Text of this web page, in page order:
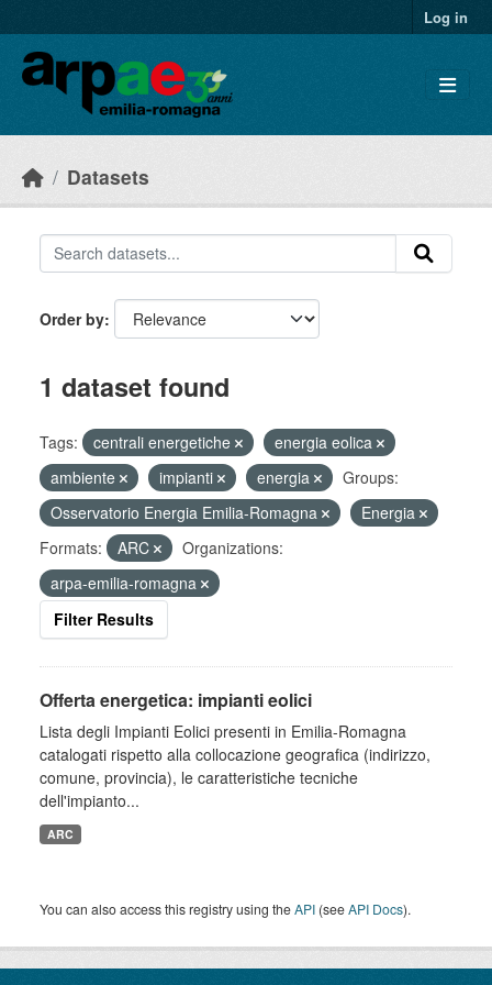
Log in
Datasets
Order by
1 dataset found
Tags: centrali energetiche
energia eolica
ambiente
impianti energia
Groups:
Osservatorio Energia Emilia-Romagna
Energia
Formats:
ARC
Organizations:
arpa-emilia-romagna
Filter Results
Offerta energetica: impianti eolici
Lista degli Impianti Eolici presenti in Emilia-Romagna
catalogati rispetto alla collocazione geografica (indirizzo,
comune, provincia), le caratteristiche tecniche
dell'impianto...
ARC
You can also access this registry using theAPI (seeAPI Docs).